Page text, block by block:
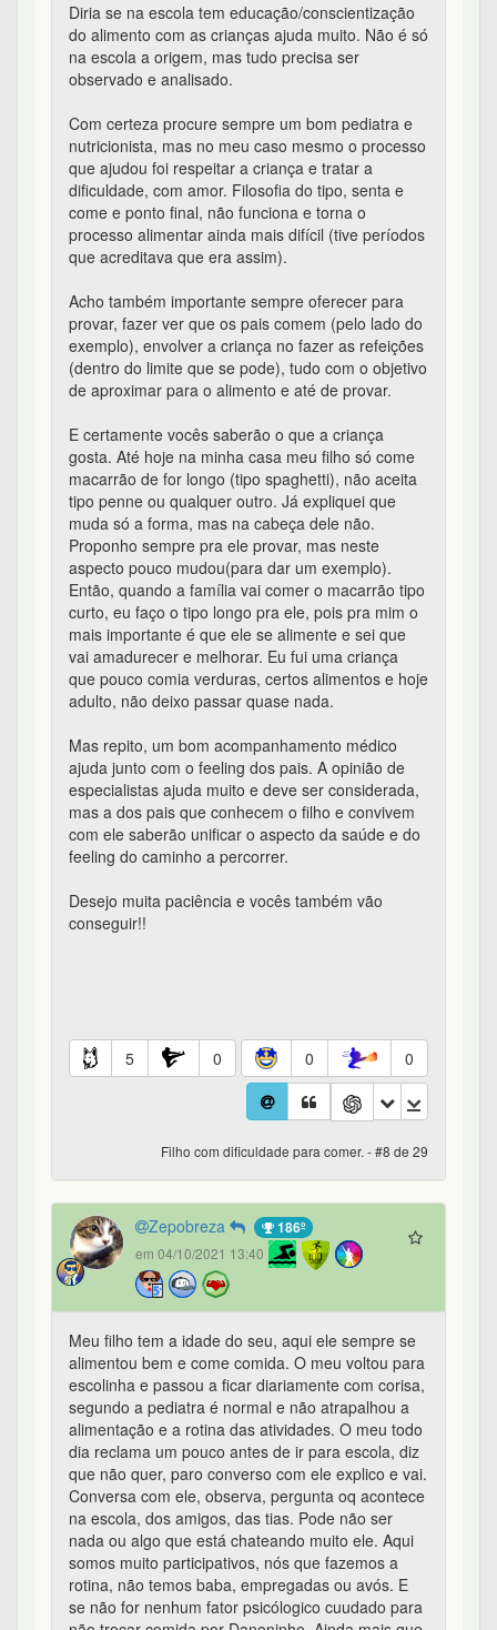
Diria se na escola tem educação/conscientização
do alimento com as crianças ajuda muito. Não é só
na escola a origem, mas tudo precisa ser
observado e analisado.
Com certeza procure sempre um bom pediatra e
nutricionista, mas no meu caso mesmo o processo
que ajudou foi respeitar a criança e tratar a
dificuldade, com amor. Filosofia do tipo, senta e
come e ponto final, não funciona e torna o
processo alimentar ainda mais difícil (tive períodos
que acreditava que era assim).
Acho também importante sempre oferecer para
provar, fazer ver que os pais comem (pelo lado do
exemplo), envolver a criança no fazer as refeições
(dentro do limite que se pode), tudo com o objetivo
de aproximar para o alimento e até de provar.
E certamente vocês saberão o que a criança
gosta. Até hoje na minha casa meu filho só come
macarrão de for longo (tipo spaghetti), não aceita
tipo penne ou qualquer outro. Já expliquei que
muda só a forma, mas na cabeça dele não.
Proponho sempre pra ele provar, mas neste
aspecto pouco mudou(para dar um exemplo).
Então, quando a família vai comer o macarrão tipo
curto, eu faço o tipo longo pra ele, pois pra mim o
mais importante é que ele se alimente e sei que
vai amadurecer e melhorar. Eu fui uma criança
que pouco comia verduras, certos alimentos e hoje
adulto, não deixo passar quase nada.
Mas repito, um bom acompanhamento médico
ajuda junto com o feeling dos pais. A opinião de
especialistas ajuda muito e deve ser considerada,
mas a dos pais que conhecem o filho e convivem
com ele saberão unificar o aspecto da saúde e do
feeling do caminho a percorrer.
Desejo muita paciência e vocês também vão
conseguir!!
5 0 0 0
Filho com dificuldade para comer. - #8 de 29
Zepobreza 186º
em 04/10/2021 13:40
Meu filho tem a idade do seu, aqui ele sempre se
alimentou bem e come comida. O meu voltou para
escolinha e passou a ficar diariamente com corisa,
segundo a pediatra é normal e não atrapalhou a
alimentação e a rotina das atividades. O meu todo
dia reclama um pouco antes de ir para escola, diz
que não quer, paro converso com ele explico e vai.
Conversa com ele, observa, pergunta oq acontece
na escola, dos amigos, das tias. Pode não ser
nada ou algo que está chateando muito ele. Aqui
somos muito participativos, nós que fazemos a
rotina, não temos baba, empregadas ou avós. E
se não for nenhum fator psicólogico cuudado para